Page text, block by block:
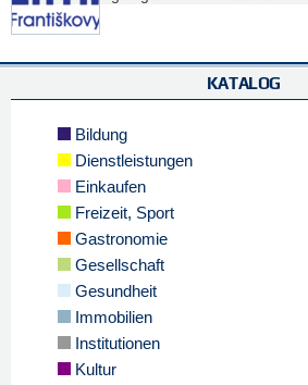
KATALOG
Bildung
Dienstleistungen
Einkaufen
Freizeit, Sport
Gastronomie
Gesellschaft
Gesundheit
Immobilien
Institutionen
Kultur